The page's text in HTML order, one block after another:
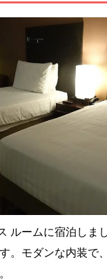
ルームに宿泊しま
。モダンな内装で